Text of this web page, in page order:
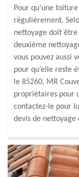
Pour qu’une
régulièrement.
nettoyage doit être
deuxième
vous pouvez aussi
pour qu’elle reste
le 85260, MR
propriétaires pour
contactez-le pour
devis de